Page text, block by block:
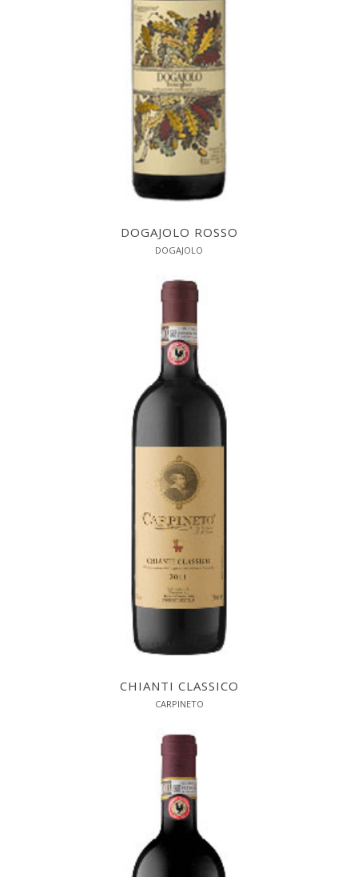
DOGAJOLO ROSSO
DOGAJOLO
CHIANTI CLASSICO
CARPINETO